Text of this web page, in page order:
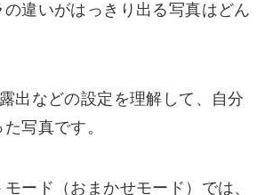
違いがはっきり出る写真はどん
出などの設定を理解して、自分
写真です。
ード（おまかせモード）では、